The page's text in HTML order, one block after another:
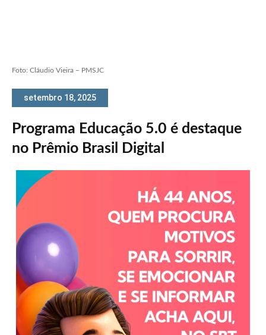
Foto: Cláudio Vieira – PMSJC
setembro 18, 2025
Programa Educação 5.0 é destaque
no Prêmio Brasil Digital